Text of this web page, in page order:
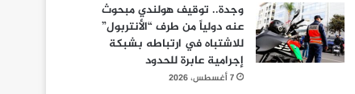
وجدة.. توقيف هولندي مبحوث
عنه دولياً من طرف “الأنتربول”
للاشتباه في ارتباطه بشبكة
إجرامية عابرة للحدود
7 أغسطس، 2026